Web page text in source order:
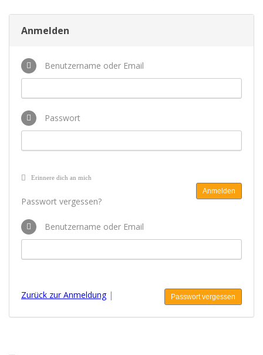
Anmelden
Benutzername oder Email
Passwort
Erinnere dich an mich
Passwort vergessen?
Benutzername oder Email
Zurück zur Anmeldung|